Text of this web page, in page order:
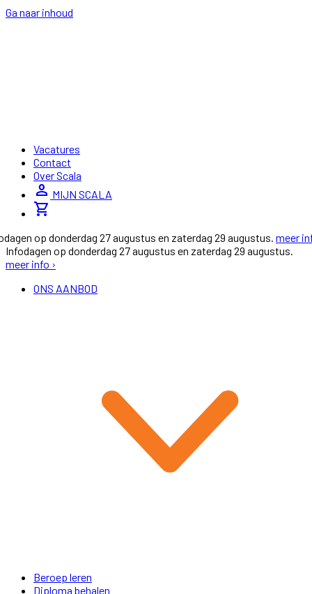
Ga naar inhoud
Vacatures
Contact
Over Scala
person MIJN SCALA
shopping_cart
op donderdag 27 augustus en zaterdag 29 augustus. meer
Infodagen op donderdag 27 augustus en zaterdag 29 augustus.
meer info ›
ONS AANBOD
Beroep leren
Diploma behalen